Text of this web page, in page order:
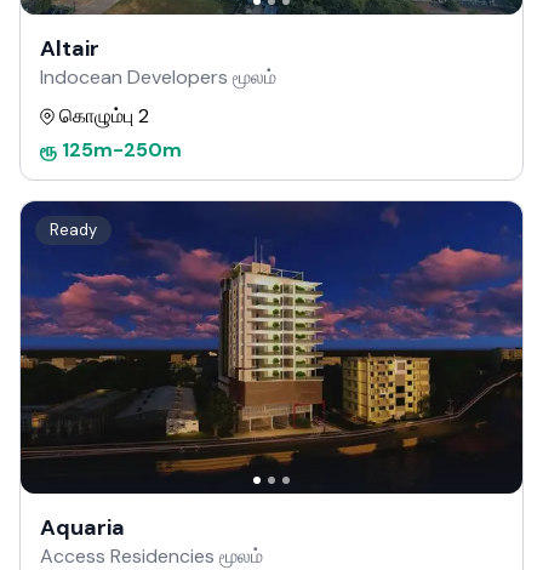
Altair
Indocean Developers மூலம்
கொழும்பு 2
ரூ 125m-250m
Ready
Aquaria
Access Residencies மூலம்